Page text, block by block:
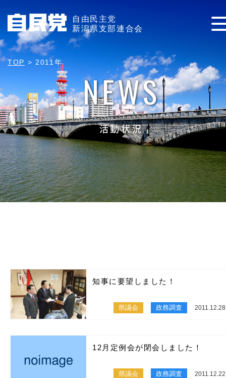
自由民主党
新潟県支部連合会
TOP > 2011年
NEWS
活動状況
知事に要望しました！
県議会 政務調査 2011.12.28
12月定例会が閉会しました！
県議会 政務調査 2011.12.22